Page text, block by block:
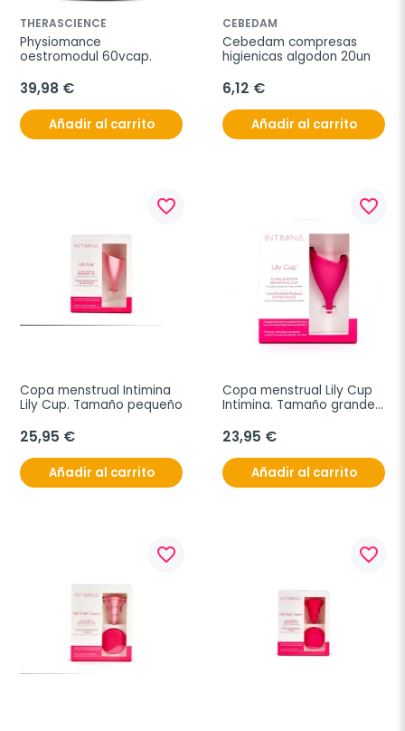
THERASCIENCE
Physiomance
oestromodul 60vcap.
39,98 €
Añadir al carrito
CEBEDAM
Cebedam compresas
higienicas algodon 20un
6,12 €
Añadir al carrito
favorite_border
Copa menstrual Intimina
Lily Cup. Tamaño pequeño
25,95 €
Añadir al carrito
favorite_border
Copa menstrual Lily Cup
Intimina. Tamaño grande,
23,95 €
Añadir al carrito
favorite_border favorite_border